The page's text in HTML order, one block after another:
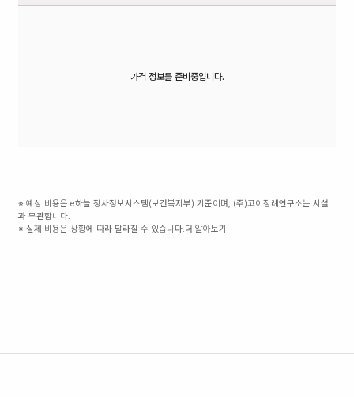
가격 정보를 준비중입니다.
※ 예상 비용은 e하늘 장사정보시스템(보건복지부) 기준이며, (주)고이장례연구소는 시설
과 무관합니다.
※ 실제 비용은 상황에 따라 달라질 수 있습니다.더 알아보기